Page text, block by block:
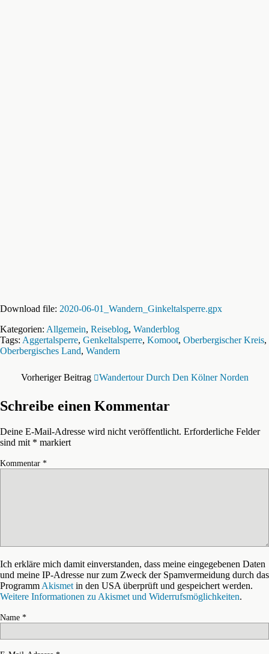
Download file: 2020-06-01_Wandern_Ginkeltalsperre.gpx
Kategorien: Allgemein, Reiseblog, Wanderblog
Tags: Aggertalsperre, Genkeltalsperre, Komoot, Oberbergischer Kreis,
Oberbergisches Land, Wandern
Vorheriger Beitrag Wandertour Durch Den Kölner Norden
Schreibe einen Kommentar
Deine E-Mail-Adresse wird nicht veröffentlicht. Erforderliche Felder
sind mit * markiert
Kommentar *
Ich erkläre mich damit einverstanden, dass meine eingegebenen Daten
und meine IP-Adresse nur zum Zweck der Spamvermeidung durch das
Programm Akismet in den USA überprüft und gespeichert werden.
Weitere Informationen zu Akismet und Widerrufsmöglichkeiten.
Name *